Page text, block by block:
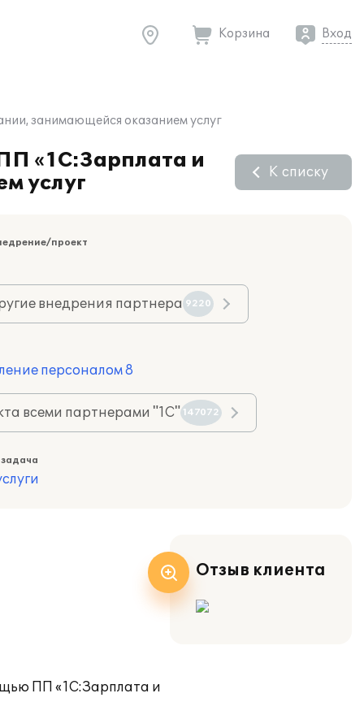
Корзина Вход
занимающейся оказанием услуг
«1С:Зарплата и
услуг
К списку
проект
внедрения партнера 9220
персоналом 8
всеми партнерами "1С" 147072
ПП «1С:Зарплата и
Отзыв клиента